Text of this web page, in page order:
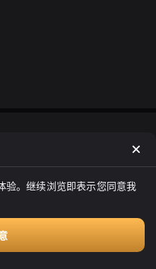
味可选。单球冰淇淋 430日元，草
是冰淇淋而不是冰奶酪。
验。继续浏览即表示您同意我